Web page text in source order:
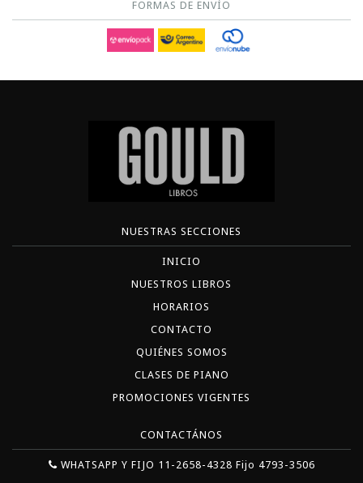
FORMAS DE ENVÍO
NUESTRAS SECCIONES
INICIO
NUESTROS LIBROS
HORARIOS
CONTACTO
QUIÉNES SOMOS
CLASES DE PIANO
PROMOCIONES VIGENTES
CONTACTÁNOS
WHATSAPP Y FIJO 11-2658-4328 Fijo 4793-3506